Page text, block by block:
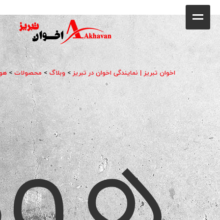
فروشگاه
محصولات
جشنواره فروش ویژه
کاتالوگ
گالری
وبلاگ
تماس با ما
اخوان تبریز | نمایندگی اخوان در تبریز> وبلاگ > محصولات>